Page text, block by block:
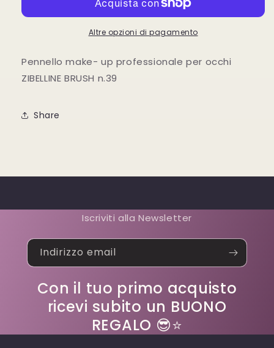
Phitomakeup
professional
Phitomakeup
professional
Altre opzioni di pagamento
Pennello make- up professionale per occhi
ZIBELLINE BRUSH n.39
Share
Iscriviti alla Newsletter
Indirizzo email
Con il tuo primo acquisto
ricevi subito un BUONO
REGALO 😎⭐